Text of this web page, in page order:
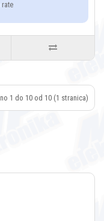
rate
1 do 10 od 10 (1 stranica)